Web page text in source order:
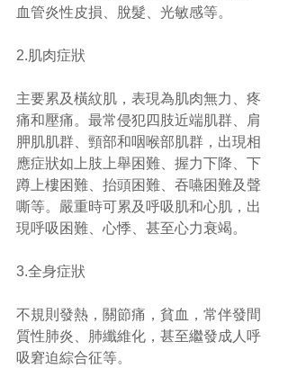
血管炎性皮損、脫髮、光敏感等。
2.肌肉症狀
主要累及橫紋肌，表現為肌肉無力、疼
痛和壓痛。最常侵犯四肢近端肌群、肩
胛肌肌群、頸部和咽喉部肌群，出現相
應症狀如上肢上舉困難、握力下降、下
蹲上樓困難、抬頭困難、吞嚥困難及聲
嘶等。嚴重時可累及呼吸肌和心肌，出
現呼吸困難、心悸、甚至心力衰竭。
3.全身症狀
不規則發熱，關節痛，貧血，常伴發間
質性肺炎、肺纖維化，甚至繼發成人呼
吸窘迫綜合征等。